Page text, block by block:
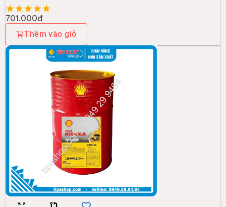
SHELL
Nhớt Shell Rimula R4X 20W50 CI4E7_1 209L
A1SZ
18.989.000đ
Thêm vào giỏ